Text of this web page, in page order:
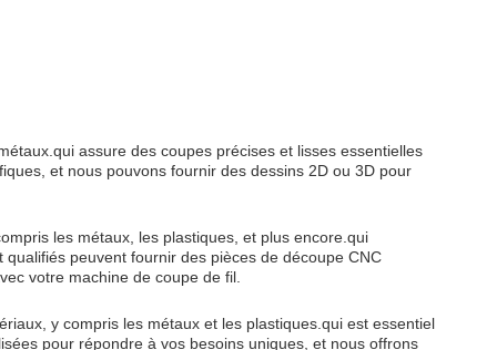
assure des coupes précises et lisses essentielles
et nous pouvons fournir des dessins 2D ou 3D pour
les métaux, les plastiques, et plus encore.qui
peuvent fournir des pièces de découpe CNC
votre machine de coupe de fil.
y compris les métaux et les plastiques.qui est essentiel
pour répondre à vos besoins uniques, et nous offrons